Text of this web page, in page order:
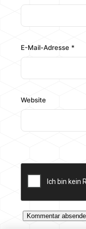
E-Mail-Adresse *
Website